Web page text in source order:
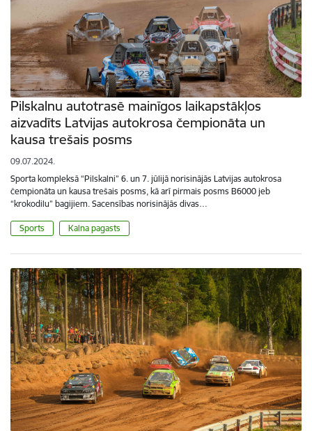
Pilskalnu autotrasē mainīgos laikapstākļos
aizvadīts Latvijas autokrosa čempionāta un
kausa trešais posms
09.07.2024.
Sporta kompleksā “Pilskalni” 6. un 7. jūlijā norisinājās Latvijas autokrosa
čempionāta un kausa trešais posms, kā arī pirmais posms B6000 jeb
“krokodilu” bagijiem. Sacensības norisinājās divas…
Sports Kalna pagasts